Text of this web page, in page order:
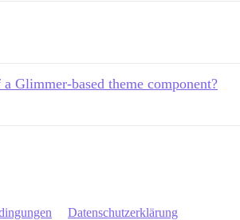
Glimmer-based theme component?
Datenschutzerklärung